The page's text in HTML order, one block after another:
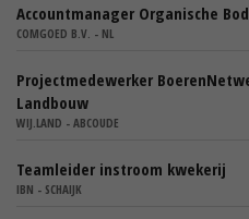
Accountmanager Organische
COMGOED B.V. - NL
Projectmedewerker
Landbouw
WIJ.LAND - ABCOUDE
Teamleider instroom kwekerij
IBN - SCHAIJK